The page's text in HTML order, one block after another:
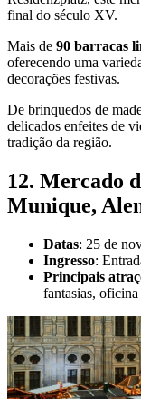
final do século XV.
Mais de 90 barracas
oferecendo uma
decorações festivas.
De brinquedos de
delicados enfeites de
tradição da região.
12. Mercado
Munique,
Datas: 25 de
Ingresso:
Principais
fantasias,